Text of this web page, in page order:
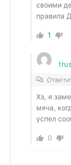
своими
правила
1
Хз, я
мяча,
успел
0